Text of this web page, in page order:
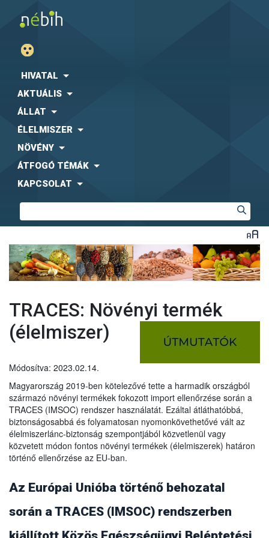
HIVATAL
AKTUÁLIS
ÁLLAT
ÉLELMISZER
NÖVÉNY
ÁTFOGÓ TÉMÁK
KAPCSOLAT
TRACES: Növényi termék
(élelmiszer)
Módosítva: 2023.02.14.
Magyarország 2019-ben kötelezővé tette a harmadik országból
származó növényi termékek fokozott import ellenőrzése során a
TRACES (IMSOC) rendszer használatát. Ezáltal átláthatóbbá,
biztonságosabbá és folyamatosan nyomonkövethetővé vált az
élelmiszerlánc-biztonság szempontjából közvetlenül vagy
közvetett módon fontos növényi termékek (élelmiszerek) határon
történő ellenőrzése az EU-ban.
Az Európai Unióba történő behozatal
során a TRACES (IMSOC) rendszerben